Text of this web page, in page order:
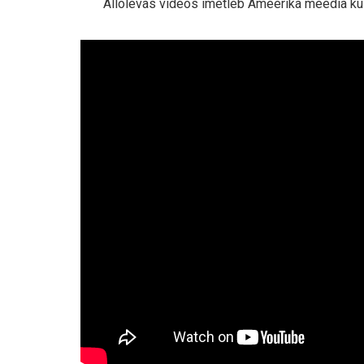
Allolevas videos imetleb Ameerika meedia